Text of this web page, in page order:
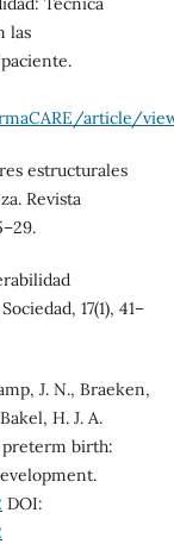
las
article/
estructurales
Revista
17(1), 41–
J. N., Braeken,
H. J. A.
preterm birth:
DOI: